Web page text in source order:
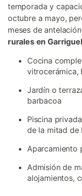
temporada y
octubre a mayo,
meses de
rurales en
Cocina
vitrocerámica,
Jardín o
barbacoa
Piscina
de la mitad de
Aparcamiento
Admisión de
alojamientos,